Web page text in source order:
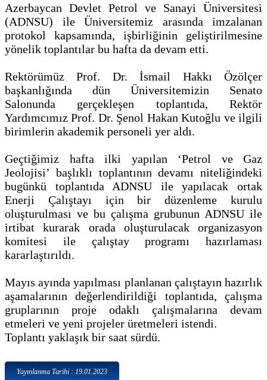
Azerbaycan Devlet Petrol ve Sanayi Üniversitesi
(ADNSU) ile Üniversitemiz arasında imzalanan
protokol kapsamında, işbirliğinin geliştirilmesine
yönelik toplantılar bu hafta da devam etti.
Rektörümüz Prof. Dr. İsmail Hakkı Özölçer
başkanlığında dün Üniversitemizin Senato
Salonunda gerçekleşen toplantıda, Rektör
Yardımcımız Prof. Dr. Şenol Hakan Kutoğlu ve ilgili
birimlerin akademik personeli yer aldı.
Geçtiğimiz hafta ilki yapılan ‘Petrol ve Gaz
Jeolojisi’ başlıklı toplantının devamı niteliğindeki
bugünkü toplantıda ADNSU ile yapılacak ortak
Enerji Çalıştayı için bir düzenleme kurulu
oluşturulması ve bu çalışma grubunun ADNSU ile
irtibat kurarak orada oluşturulacak organizasyon
komitesi ile çalıştay programı hazırlaması
kararlaştırıldı.
Mayıs ayında yapılması planlanan çalıştayın hazırlık
aşamalarının değerlendirildiği toplantıda, çalışma
gruplarının proje odaklı çalışmalarına devam
etmeleri ve yeni projeler üretmeleri istendi.
Toplantı yaklaşık bir saat sürdü.
Yayınlanma Tarihi : 19.01.2023